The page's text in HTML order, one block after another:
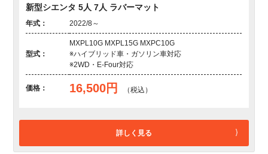
新型シエンタ 5人 7人 ラバーマット
年式： 2022/8～
型式：
MXPL10G MXPL15G MXPC10G
※ハイブリッド車・ガソリン車対応
※2WD・E-Four対応
価格： 16,500円 （税込）
詳しく見る